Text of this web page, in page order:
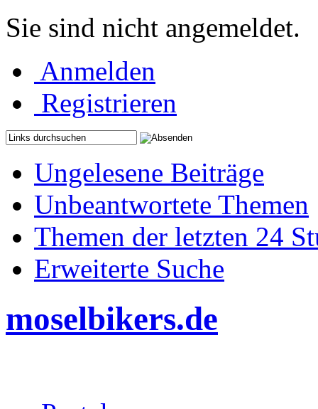
Sie sind nicht angemeldet.
Anmelden
Registrieren
Ungelesene Beiträge
Unbeantwortete Themen
Themen der letzten 24
Erweiterte Suche
moselbikers.de